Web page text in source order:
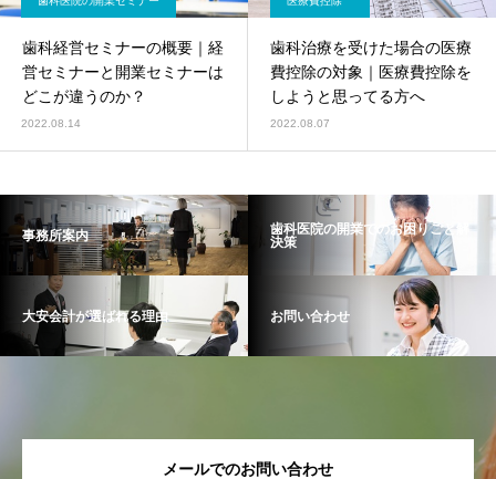
歯科経営セミナーの概要｜経
営セミナーと開業セミナーは
どこが違うのか？
2022.08.14
歯科治療を受けた場合の医療
費控除の対象｜医療費控除を
しようと思ってる方へ
2022.08.07
事務所案内
歯科医院の開業でのお困りごと解
決策
大安会計が選ばれる理由 お問い合わせ
メールでのお問い合わせ